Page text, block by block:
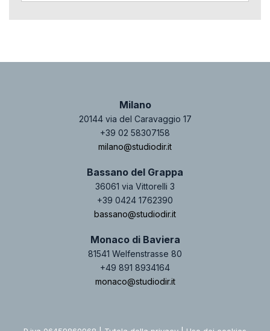
Milano
20144 via del Caravaggio 17
+39 02 58307158
milano@studiodir.it
Bassano del Grappa
36061 via Vittorelli 3
+39 0424 1762390
bassano@studiodir.it
Monaco di Baviera
81541 Welfenstrasse 80
+49 891 8934164
monaco@studiodir.it